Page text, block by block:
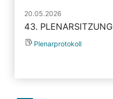
20.05.2026
43. PLENARSITZUNG
Plenarprotokoll